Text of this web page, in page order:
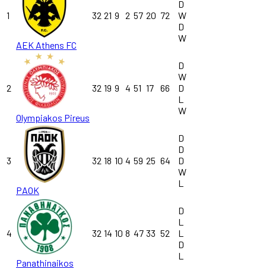
1
AEK Athens FC
32 21 9 2 57 20 72
D
W
D
W
2
Olympiakos Pireus
32 19 9 4 51 17 66
D
W
D
L
W
3
PAOK
32 18 10 4 59 25 64
D
D
D
W
L
4
Panathinaikos
32 14 10 8 47 33 52
D
L
L
D
L